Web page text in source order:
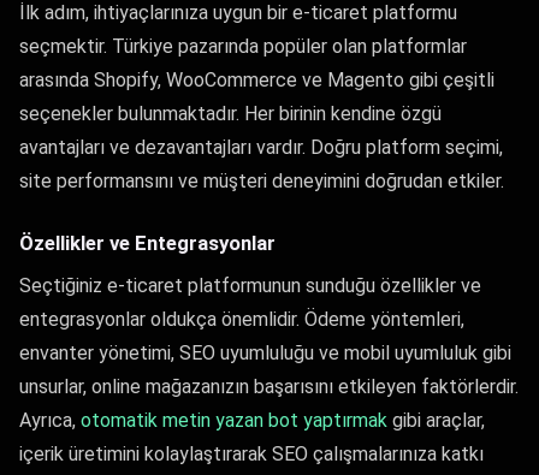
İlk adım, ihtiyaçlarınıza uygun bir e-ticaret platformu
seçmektir. Türkiye pazarında popüler olan platformlar
arasında Shopify, WooCommerce ve Magento gibi çeşitli
seçenekler bulunmaktadır. Her birinin kendine özgü
avantajları ve dezavantajları vardır. Doğru platform seçimi,
site performansını ve müşteri deneyimini doğrudan etkiler.
Özellikler ve Entegrasyonlar
Seçtiğiniz e-ticaret platformunun sunduğu özellikler ve
entegrasyonlar oldukça önemlidir. Ödeme yöntemleri,
envanter yönetimi, SEO uyumluluğu ve mobil uyumluluk gibi
unsurlar, online mağazanızın başarısını etkileyen faktörlerdir.
Ayrıca, otomatik metin yazan bot yaptırmak gibi araçlar,
içerik üretimini kolaylaştırarak SEO çalışmalarınıza katkı